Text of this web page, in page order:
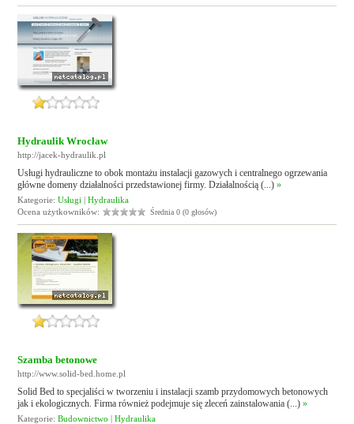
Hydraulik Wrocław
http://jacek-hydraulik.pl
Usługi hydrauliczne to obok montażu instalacji gazowych i centralnego ogrzewania
główne domeny działalności przedstawionej firmy. Działalnością (...)»
Kategorie:Usługi |Hydraulika
Ocena użytkowników:
Średnia 0 (0 głosów)
Szamba betonowe
http://www.solid-bed.home.pl
Solid Bed to specjaliści w tworzeniu i instalacji szamb przydomowych betonowych
jak i ekologicznych. Firma również podejmuje się zleceń zainstalowania (...)»
Kategorie:Budownictwo |Hydraulika